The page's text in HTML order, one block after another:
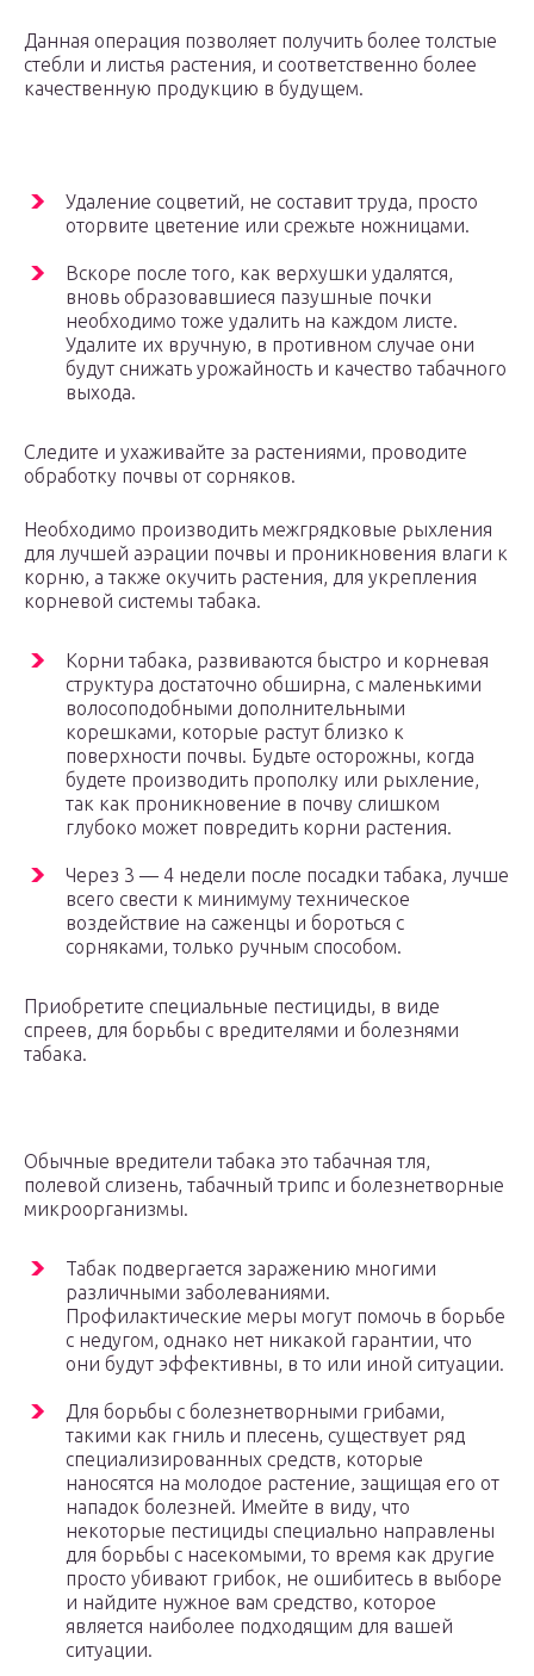
Данная операция позволяет получить более толстые
стебли и листья растения, и соответственно более
качественную продукцию в будущем.
Удаление соцветий, не составит труда, просто
оторвите цветение или срежьте ножницами.
Вскоре после того, как верхушки удалятся,
вновь образовавшиеся пазушные почки
необходимо тоже удалить на каждом листе.
Удалите их вручную, в противном случае они
будут снижать урожайность и качество табачного
выхода.
Следите и ухаживайте за растениями, проводите
обработку почвы от сорняков.
Необходимо производить межгрядковые рыхления
для лучшей аэрации почвы и проникновения влаги к
корню, а также окучить растения, для укрепления
корневой системы табака.
Корни табака, развиваются быстро и корневая
структура достаточно обширна, с маленькими
волосоподобными дополнительными
корешками, которые растут близко к
поверхности почвы. Будьте осторожны, когда
будете производить прополку или рыхление,
так как проникновение в почву слишком
глубоко может повредить корни растения.
Через 3 — 4 недели после посадки табака, лучше
всего свести к минимуму техническое
воздействие на саженцы и бороться с
сорняками, только ручным способом.
Приобретите специальные пестициды, в виде
спреев, для борьбы с вредителями и болезнями
табака.
Обычные вредители табака это табачная тля,
полевой слизень, табачный трипс и болезнетворные
микроорганизмы.
Табак подвергается заражению многими
различными заболеваниями.
Профилактические меры могут помочь в борьбе
с недугом, однако нет никакой гарантии, что
они будут эффективны, в то или иной ситуации.
Для борьбы с болезнетворными грибами,
такими как гниль и плесень, существует ряд
специализированных средств, которые
наносятся на молодое растение, защищая его от
нападок болезней. Имейте в виду, что
некоторые пестициды специально направлены
для борьбы с насекомыми, то время как другие
просто убивают грибок, не ошибитесь в выборе
и найдите нужное вам средство, которое
является наиболее подходящим для вашей
ситуации.